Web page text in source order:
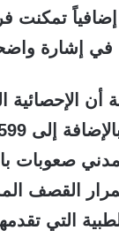
799 قتيلاً
إشارة
صعوبات
القصف
التي